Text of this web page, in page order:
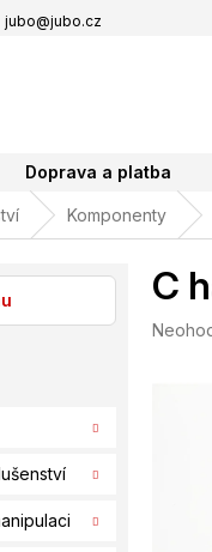
jubo@jubo.cz
Doprava a platba
Komponenty
C